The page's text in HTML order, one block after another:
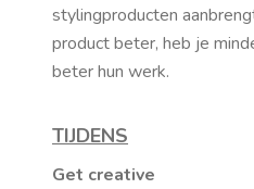
stylingproducten
product beter, heb je
beter hun werk.
TIJDENS
Get creative